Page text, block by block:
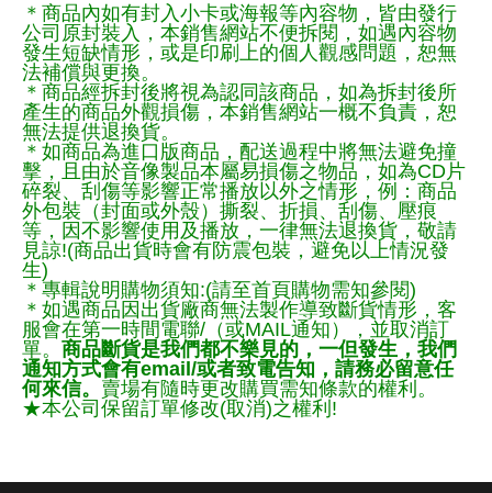
＊商品內如有封入小卡或海報等內容物，皆由發行
公司原封裝入，本銷售網站不便拆閱，如遇內容物
發生短缺情形，或是印刷上的個人觀感問題，恕無
法補償與更換。
＊商品經拆封後將視為認同該商品，如為拆封後所
產生的商品外觀損傷，本銷售網站一概不負責，恕
無法提供退換貨。
＊如商品為進口版商品，配送過程中將無法避免撞
擊，且由於音像製品本屬易損傷之物品，如為CD片
碎裂、刮傷等影響正常播放以外之情形，例：商品
外包裝（封面或外殼）撕裂、折損、刮傷、壓痕
等，因不影響使用及播放，一律無法退換貨，敬請
見諒!(商品出貨時會有防震包裝，避免以上情況發
生)
＊專輯說明購物須知:(請至首頁購物需知參閱)
＊如遇商品因出貨廠商無法製作導致斷貨情形，客
服會在第一時間電聯/（或MAIL通知），並取消訂
單。 商品斷貨是我們都不樂見的，一但發生，我們
通知方式會有email/或者致電告知，請務必留意任
何來信。 賣場有隨時更改購買需知條款的權利。
★本公司保留訂單修改(取消)之權利!